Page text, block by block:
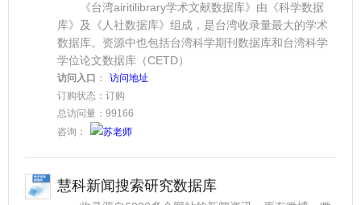
《台湾airitilibrary学术文献数据库》由《科学数据
库》及《人社数据库》组成，是台湾收录量最大的学术
数据库。资源中也包括台湾科学期刊数据库和台湾科学
学位论文数据库（CETD）
访问入口 ：
访问地址
订购状态：订购
总访问量：99166
咨询：
苏老师
慧科新闻搜索研究数据库